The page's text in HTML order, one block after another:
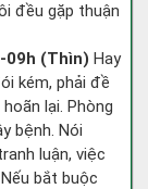
đều gặp thuận
09h (Thìn) Hay
kém, phải đề
lại. Phòng
bệnh. Nói
luận, việc
bắt buộc